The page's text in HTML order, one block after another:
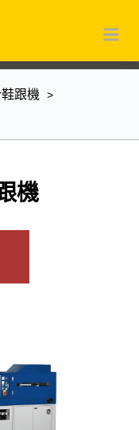
跟機
機